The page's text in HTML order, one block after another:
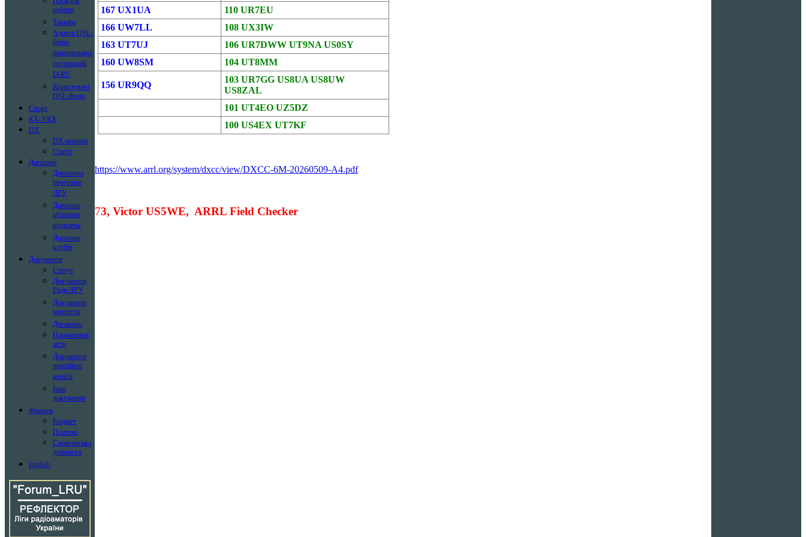
роботи
Тарифи
Адреси QSL-
бюро
національних
організацій
IARU
Користувачі
QSL-бюро
Спорт
КХ-УКХ
DX
DX-новини
Статті
Дипломи
Дипломна
програма
ЛРУ
Дипломи
обласних
відділень
Дипломи
клубів
Документи
Статут
Документи
Ради ЛРУ
Документи
комітетів
Договори
Нормативні
акти
Документи
ревізійної
комісії
Інші
документи
Фінанси
Бюджет
Платежі
Спонсорська
допомога
English
167 UX1UA
110 UR7EU
166 UW7LL
108 UX3IW
163 UT7UJ
106 UR7DWW UT9NA US0SY
160 UW8SM
104 UT8MM
156 UR9QQ
103 UR7GG US8UA US8UW
US8ZAL
101 UT4EO UZ5DZ
100 US4EX UT7KF
https://www.arrl.org/system/dxcc/view/DXCC-6M-20260509-A4.pdf
73, Victor US5WE, ARRL Field Checker